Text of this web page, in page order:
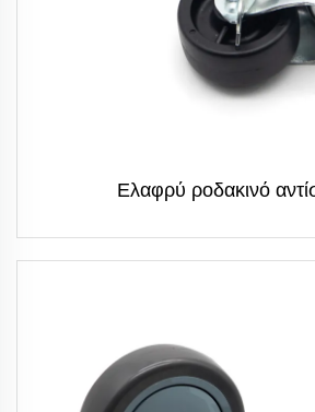
Ελαφρύ ροδακινό